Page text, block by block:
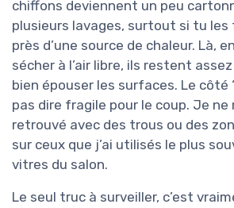
chiffons deviennent un peu
plusieurs lavages, surtout si tu les
près d’une source de chaleur. Là,
sécher à l’air libre, ils restent
bien épouser les surfaces. Le côté
pas dire fragile pour le coup. Je ne
retrouvé avec des trous ou des
sur ceux que j’ai utilisés le plus
vitres du salon.
Le seul truc à surveiller, c’est